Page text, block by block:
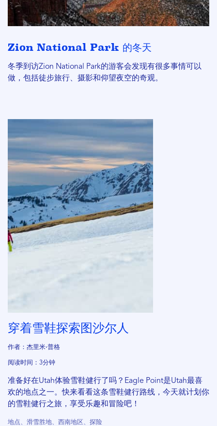
Zion National Park 的冬天
冬季到访Zion National Park的游客会发现有很多事情可以
做，包括徒步旅行、摄影和仰望夜空的奇观。
穿着雪鞋探索图沙尔人
作者：杰里米·普格
阅读时间：3分钟
准备好在Utah体验雪鞋健行了吗？Eagle Point是Utah最喜
欢的地点之一。快来看看这条雪鞋健行路线，今天就计划你
的雪鞋健行之旅，享受乐趣和冒险吧！
地点、滑雪胜地、西南地区、探险